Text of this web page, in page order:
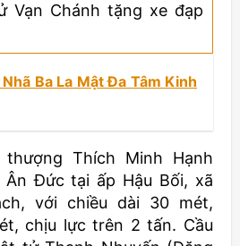
Vạn Chánh tặng xe đạp
Nhã Ba La Mật Đa Tâm Kinh
thượng Thích Minh Hạnh
Ân Đức tại ấp Hậu Bối, xã
với chiều dài 30 mét,
chịu lực trên 2 tấn. Cầu